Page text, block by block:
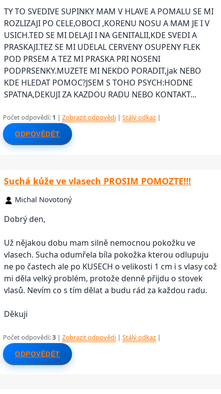
TY TO SVEDIVE SUPINKY MAM V HLAVE A POMALU SE MI
ROZLIZAJI PO CELE,OBOCI ,KORENU NOSU A MAM JE I V
USICH.TED SE MI DELAJI I NA GENITALII,KDE SVEDI A
PRASKAJI.TEZ SE MI UDELAL CERVENY OSUPENY FLEK
POD PRSEM A TEZ MI PRASKA PRI NOSENI
PODPRSENKY.MUZETE MI NEKDO PORADIT,jak NEBO
KDE HLEDAT POMOC?JSEM S TOHO PSYCH:HODNE
SPATNA,DEKUJI ZA KAZDOU RADU NEBO KONTAKT...
Počet odpovědí: 1 |Zobrazit odpovědi |Stálý odkaz |
ODPOVĚDĚT
Suchá kůže ve vlasech PROSIM POMOZTE!!!
Michal Novotoný
Dobrý den,
Už nějakou dobu mam silně nemocnou pokožku ve
vlasech. Sucha odumřela bíla pokožka kterou odlupuju
ne po častech ale po KUSECH o velikosti 1 cm i s vlasy což
mi děla velký problém, protože denně přijdu o stovek
vlasů. Nevím co s tím dělat a budu rád za každou radu.
Děkuji
Počet odpovědí:3 |Zobrazit odpovědi |Stálý odkaz |
ODPOVĚDĚT